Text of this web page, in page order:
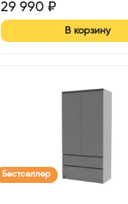
29 990 ₽
В корзину
Бестселлер